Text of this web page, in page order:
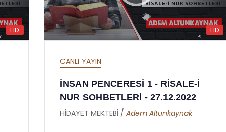
HD HD
CANLI YAYIN
İNSAN PENCERESİ 1 - RİSALE-İ
NUR SOHBETLERİ - 27.12.2022
HİDAYET MEKTEBİ / Adem Altunkaynak